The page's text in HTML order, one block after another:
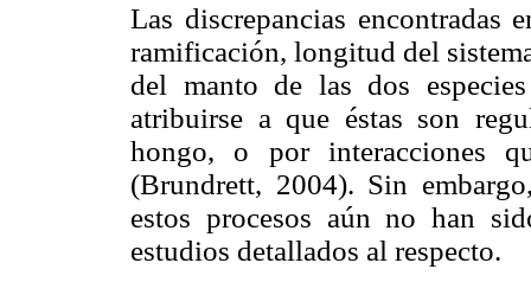
Las discrepancias encontradas
ramificación, longitud del
del manto de las dos
atribuirse a que éstas son
hongo, o por interacciones
(Brundrett, 2004). Sin
estos procesos aún no han
estudios detallados al respecto.